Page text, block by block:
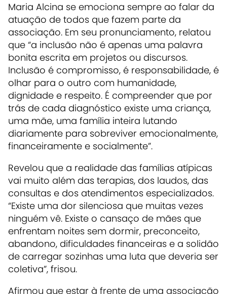
Maria Alcina se emociona sempre ao falar da
atuação de todos que fazem parte da
associação. Em seu pronunciamento, relatou
que “a inclusão não é apenas uma palavra
bonita escrita em projetos ou discursos.
Inclusão é compromisso, é responsabilidade, é
olhar para o outro com humanidade,
dignidade e respeito. É compreender que por
trás de cada diagnóstico existe uma criança,
uma mãe, uma família inteira lutando
diariamente para sobreviver emocionalmente,
financeiramente e socialmente”.
Revelou que a realidade das famílias atípicas
vai muito além das terapias, dos laudos, das
consultas e dos atendimentos especializados.
“Existe uma dor silenciosa que muitas vezes
ninguém vê. Existe o cansaço de mães que
enfrentam noites sem dormir, preconceito,
abandono, dificuldades financeiras e a solidão
de carregar sozinhas uma luta que deveria ser
coletiva”, frisou.
Afirmou que estar à frente de uma associação